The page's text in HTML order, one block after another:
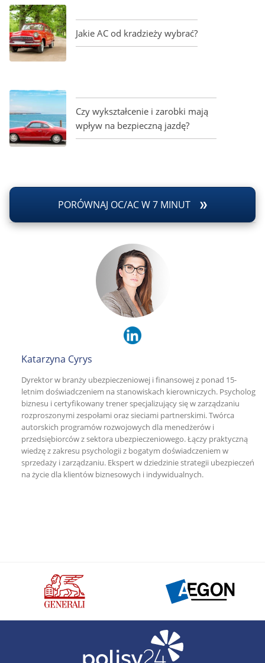
Jakie AC od kradzieży wybrać?
Czy wykształcenie i zarobki mają
wpływ na bezpieczną jazdę?
PORÓWNAJ OC/AC W 7 MINUT
Katarzyna Cyrys
Dyrektor w branży ubezpieczeniowej i finansowej z ponad 15-
letnim doświadczeniem na stanowiskach kierowniczych. Psycholog
biznesu i certyfikowany trener specjalizujący się w zarządzaniu
rozproszonymi zespołami oraz sieciami partnerskimi. Twórca
autorskich programów rozwojowych dla menedżerów i
przedsiębiorców z sektora ubezpieczeniowego. Łączy praktyczną
wiedzę z zakresu psychologii z bogatym doświadczeniem w
sprzedaży i zarządzaniu. Ekspert w dziedzinie strategii ubezpieczeń
na życie dla klientów biznesowych i indywidualnych.